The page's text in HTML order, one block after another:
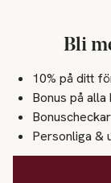
Bli
10% på ditt
Bonus på alla
Bonuscheckar
Personliga &